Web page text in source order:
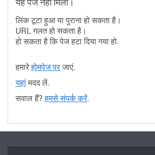
लिंक टूटा हुआ या पुराना हो सकता है।
URL गलत हो सकता है।
हो सकता है कि पेज हटा दिया गया हो.
हमारेहोमपेज परजाएं.
यहां मदद लें.
सवाल हैं?हमसे संपर्क करें.